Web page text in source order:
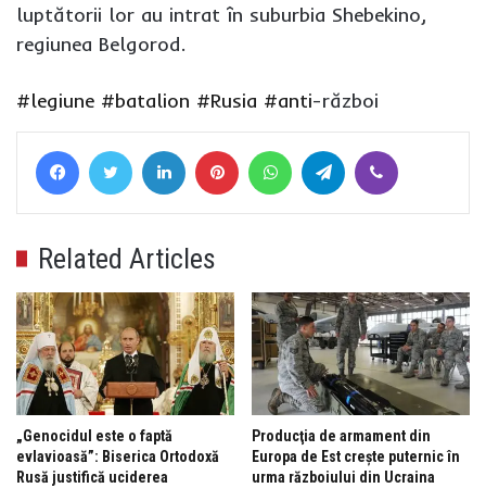
luptătorii lor au intrat în suburbia Shebekino,
regiunea Belgorod.
#legiune #batalion #Rusia #anti-război
FacebookTwitter LinkedIn Pinterest WhatsAppTelegram
Related Articles
„Genocidul este o faptă
evlavioasă”: Biserica Ortodoxă
Rusă justifică uciderea
Producţia de armament din
Europa de Est creşte puternic în
urma războiului din Ucraina